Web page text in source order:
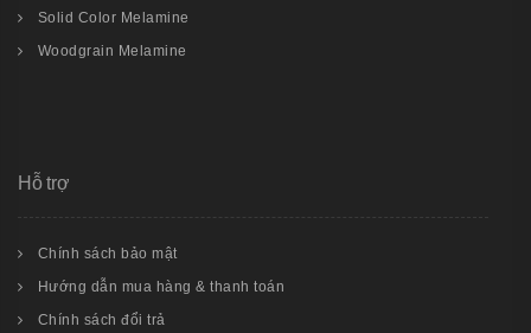
Solid Color Melamine
Woodgrain Melamine
Hỗ trợ
Chính sách bảo mật
Hướng dẫn mua hàng & thanh toán
Chính sách đổi trả